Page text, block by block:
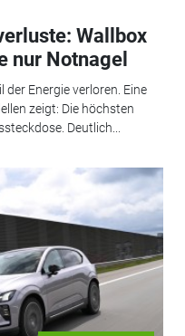
Wallbox
nur Notnagel
der Energie verloren. Eine
zeigt: Die höchsten
Deutlich...